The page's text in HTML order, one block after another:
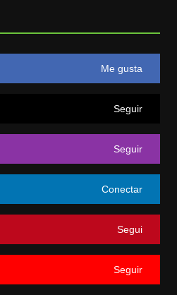
Me gusta
Seguir
Seguir
Conectar
Segui
Seguir